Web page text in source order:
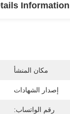
Information
مكان المنشأ
إصدار الشهادات
رقم الواتساب: